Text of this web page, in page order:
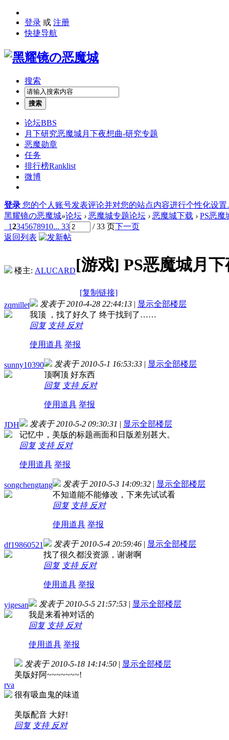
登录 或 注册
快捷导航
搜索
搜索
论坛BBS
月下研究恶魔城月下夜想曲-研究专题
恶魔勋章
任务
排行榜Ranklist
微博
登录 您的个人账号发表评论并对您的站点内容进行个性化设置
黑耀镜の恶魔城»论坛 › 恶魔城专题论坛 › 恶魔城下载 › PS恶魔
12345678910... 33 / 33 页下一页
返回列表
楼主: ALUCARD[游戏] PS恶魔城月
[复制链接]
zqmillet
发表于 2010-4-28 22:44:13 | 显示全部楼层
我顶 ，找了好久了 终于找到了……
回复 支持 反对
使用道具 举报
sunny10390 发表于 2010-5-1 16:53:33 | 显示全部楼层
顶啊顶 好东西
回复 支持 反对
使用道具 举报
JDH 发表于 2010-5-2 09:30:31 | 显示全部楼层
记忆中，美版的标题画面和日版差别甚大。
回复 支持 反对
使用道具 举报
songchengtang 发表于 2010-5-3 14:09:32 | 显示全部楼层
不知道能不能修改，下来先试试看
回复 支持 反对
使用道具 举报
df19860521 发表于 2010-5-4 20:59:46 | 显示全部楼层
找了很久都没资源，谢谢啊
回复 支持 反对
使用道具 举报
yigesan 发表于 2010-5-5 21:57:53 | 显示全部楼层
我是来看神对话的
回复 支持 反对
使用道具 举报
rva
发表于 2010-5-18 14:14:50 | 显示全部楼层
美版好阿~~~~~~~!
很有吸血鬼的味道
美版配音 大好!
回复 支持 反对